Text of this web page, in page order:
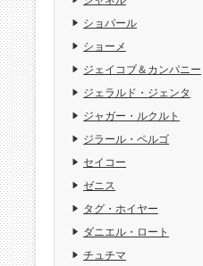
ショパール
ショーメ
ジェイコブ＆カンパニー
ジェラルド・ジェンタ
ジャガー・ルクルト
ジラール・ペルゴ
セイコー
ゼニス
タグ・ホイヤー
ダニエル・ロート
チュチマ